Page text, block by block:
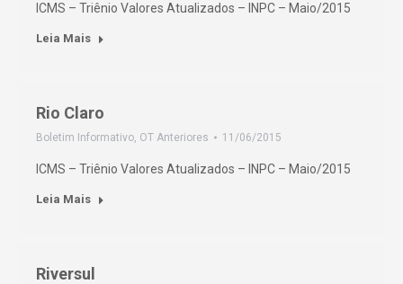
ICMS – Triênio Valores Atualizados – INPC – Maio/2015
Leia Mais
Rio Claro
Boletim Informativo, OT Anteriores 11/06/2015
ICMS – Triênio Valores Atualizados – INPC – Maio/2015
Leia Mais
Riversul